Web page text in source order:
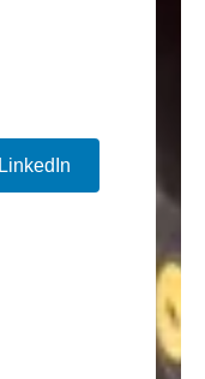
LinkedIn